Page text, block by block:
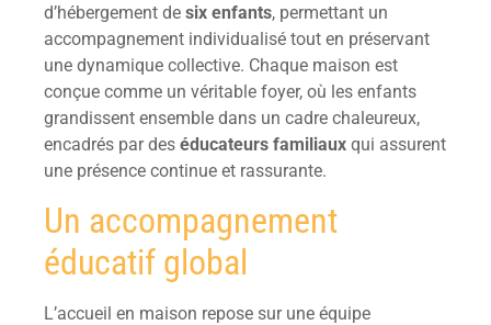
d’hébergement de six enfants, permettant un
accompagnement individualisé tout en préservant
une dynamique collective. Chaque maison est
conçue comme un véritable foyer, où les enfants
grandissent ensemble dans un cadre chaleureux,
encadrés par des éducateurs familiaux qui assurent
une présence continue et rassurante.
Un accompagnement
éducatif global
L’accueil en maison repose sur une équipe